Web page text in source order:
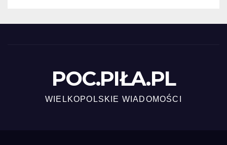
POC.PIŁA.PL
WIELKOPOLSKIE WIADOMOŚCI